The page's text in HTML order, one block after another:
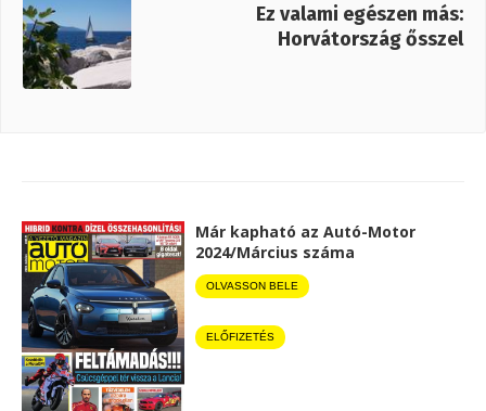
Ez valami egészen más:
Horvátország ősszel
Már kapható az Autó-Motor
2024/Március száma
OLVASSON BELE
ELŐFIZETÉS